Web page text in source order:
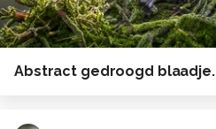
Abstract gedroogd blaadje.